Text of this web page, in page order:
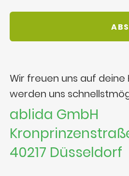
Wir freuen uns auf
werden uns
ablida GmbH
40217 Düsseldorf